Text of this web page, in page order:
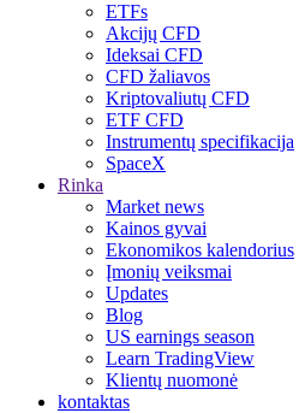
ETFs
Akcijų CFD
Ideksai CFD
CFD žaliavos
Kriptovaliutų CFD
ETF CFD
Instrumentų specifikacija
SpaceX
Rinka
Market news
Kainos gyvai
Ekonomikos kalendorius
Įmonių veiksmai
Updates
Blog
US earnings season
Learn TradingView
Klientų nuomonė
kontaktas